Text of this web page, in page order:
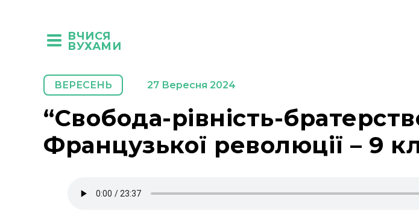
ВЧИСЯ
ВУХАМИ
ВЕРЕСЕНЬ 27 Вересня 2024
“Свобода-рівність-
Французької революції – 9